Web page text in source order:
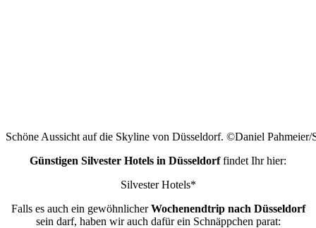
Schöne Aussicht auf die Skyline von Düsseldorf. ©Daniel Pahmeier/
Günstigen Silvester Hotels in Düsseldorffindet Ihr hier:
Silvester Hotels*
Falls es auch ein gewöhnlicherWochenendtrip nach Düsseldorf
sein darf, haben wir auch dafür ein Schnäppchen parat: